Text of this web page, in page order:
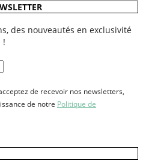
des nouveautés en exclusivité
!
de recevoir nos newsletters,
de notre Politique de